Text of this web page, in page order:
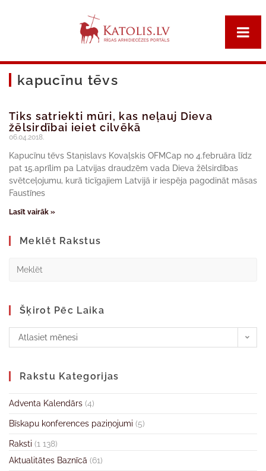
kapucīnu tēvs
Tiks satriekti mūri, kas neļauj Dieva
žēlsirdībai ieiet cilvēkā
06.04.2018.
Kapucīnu tēvs Staņislavs Kovaļskis OFMCap no 4.februāra līdz
pat 15.aprīlim pa Latvijas draudzēm vada Dieva žēlsirdības
svētceļojumu, kurā ticīgajiem Latvijā ir iespēja pagodināt māsas
Faustīnes
Lasīt vairāk »
Meklēt Rakstus
Šķirot Pēc Laika
Atlasiet mēnesi
Rakstu Kategorijas
Adventa Kalendārs (4)
Bīskapu konferences paziņojumi (5)
Raksti (1 138)
Aktualitātes Baznīcā (61)